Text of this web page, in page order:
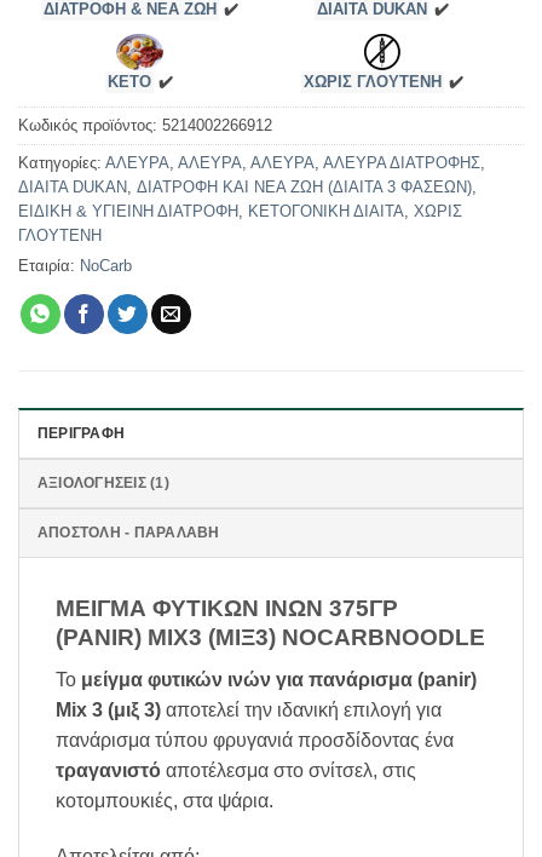
ΔΙΑΤΡΟΦΗ & ΝΕΑ ΖΩΗ ✔️ ΔΙΑΙΤΑ DUKAN ✔️
KETO ✔️ ΧΩΡΙΣ ΓΛΟΥΤΕΝΗ ✔️
Κωδικός προϊόντος: 5214002266912
Κατηγορίες: ΑΛΕΥΡΑ, ΑΛΕΥΡΑ, ΑΛΕΥΡΑ, ΑΛΕΥΡΑ ΔΙΑΤΡΟΦΗΣ,
ΔΙΑΙΤΑ DUKAN, ΔΙΑΤΡΟΦΗ ΚΑΙ ΝΕΑ ΖΩΗ (ΔΙΑΙΤΑ 3 ΦΑΣΕΩΝ),
ΕΙΔΙΚΗ & ΥΓΙΕΙΝΗ ΔΙΑΤΡΟΦΗ , ΚΕΤΟΓΟΝΙΚΗ ΔΙΑΙΤΑ, ΧΩΡΙΣ
ΓΛΟΥΤΕΝΗ
Εταιρία: NoCarb
ΠΕΡΙΓΡΑΦΉ
ΑΞΙΟΛΟΓΉΣΕΙΣ (1)
ΑΠΟΣΤΟΛΗ - ΠΑΡΑΛΑΒΗ
ΜΕΙΓΜΑ ΦΥΤΙΚΩΝ ΙΝΩΝ 375ΓΡ
(PANIR) MIX3 (ΜΙΞ3) NOCARBNOODLE
Το μείγμα φυτικών ινών για πανάρισμα (panir)
Mix 3 (μιξ 3) αποτελεί την ιδανική επιλογή για
πανάρισμα τύπου φρυγανιά προσδίδοντας ένα
τραγανιστό αποτέλεσμα στο σνίτσελ, στις
κοτομπουκιές, στα ψάρια.